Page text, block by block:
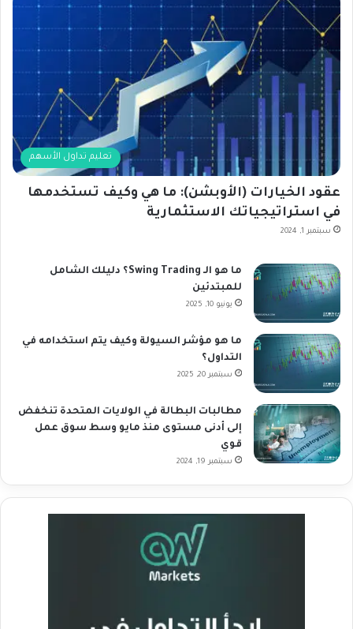
تعليم تداول الأسهم
عقود الخيارات (الأوبشن): ما هي وكيف تستخدمها
في استراتيجياتك الاستثمارية
سبتمبر 1, 2024
ما هو الـ Swing Trading؟ دليلك الشامل
للمبتدئين
يونيو 10, 2025
ما هو مؤشر السيولة وكيف يتم استخدامه في
التداول؟
سبتمبر 20, 2025
مطالبات البطالة في الولايات المتحدة تنخفض
إلى أدنى مستوى منذ مايو وسط سوق عمل
قوي
سبتمبر 19, 2024